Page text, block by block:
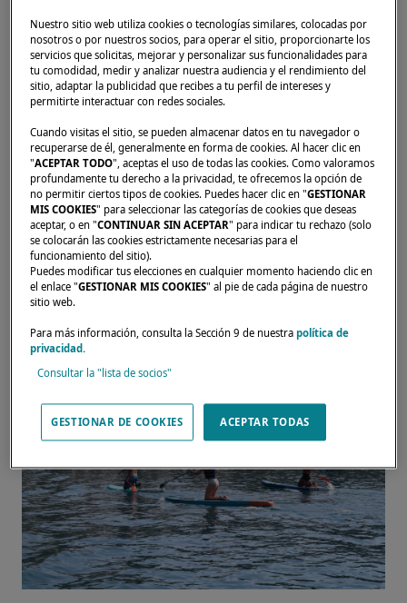
para compartir un momento
juntos durante una escapada
Lagoon.
1 DE MARZO DE 2023
Los participantes se congregaron en la
ciudad de Göcek. La tarde se animó con
carreras de paddle y un taller de cócteles a
base de Chivas Regal. El día terminó con una
cena, que permitió a nuestros propietarios
dialogar sobre estos momentos compartidos.
Nuestro sitio web utiliza cookies o tecnologías similares, colocadas por
nosotros o por nuestros socios, para operar el sitio, proporcionarte los
servicios que solicitas, mejorar y personalizar sus funcionalidades para
tu comodidad, medir y analizar nuestra audiencia y el rendimiento del
sitio, adaptar la publicidad que recibes a tu perfil de intereses y
permitirte interactuar con redes sociales.
Cuando visitas el sitio, se pueden almacenar datos en tu navegador o
recuperarse de él, generalmente en forma de cookies. Al hacer clic en
"ACEPTAR TODO", aceptas el uso de todas las cookies. Como valoramos
profundamente tu derecho a la privacidad, te ofrecemos la opción de
no permitir ciertos tipos de cookies. Puedes hacer clic en "GESTIONAR
MIS COOKIES" para seleccionar las categorías de cookies que deseas
aceptar, o en "CONTINUAR SIN ACEPTAR" para indicar tu rechazo (solo
se colocarán las cookies estrictamente necesarias para el
funcionamiento del sitio).
Puedes modificar tus elecciones en cualquier momento haciendo clic en
el enlace "GESTIONAR MIS COOKIES" al pie de cada página de nuestro
sitio web.
Para más información, consulta la Sección 9 de nuestrapolítica de
privacidad.
Consultar la "lista de socios"
GESTIONAR DE COOKIES ACEPTAR TODAS